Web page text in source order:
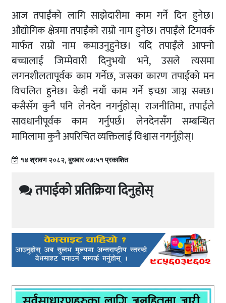
आज तपाईंको लागि साझेदारीमा काम गर्ने दिन हुनेछ।
औद्योगिक क्षेत्रमा तपाईंको राम्रो नाम हुनेछ। तपाईंले टिमवर्क
मार्फत राम्रो नाम कमाउनुहुनेछ। यदि तपाईंले आफ्नो
बच्चालाई जिम्मेवारी दिनुभयो भने, उसले त्यसमा
लगनशीलतापूर्वक काम गर्नेछ, जसका कारण तपाईंको मन
विचलित हुनेछ। केही नयाँ काम गर्ने इच्छा जाग्न सक्छ।
कसैसँग कुनै पनि लेनदेन नगर्नुहोस्। राजनीतिमा, तपाईंले
सावधानीपूर्वक काम गर्नुपर्छ। लेनदेनसँग सम्बन्धित
मामिलामा कुनै अपरिचित व्यक्तिलाई विश्वास नगर्नुहोस्।
१४ श्रावण २०८२, बुधबार ०७:५१ प्रकाशित
तपाईको प्रतिक्रिया दिनुहोस्